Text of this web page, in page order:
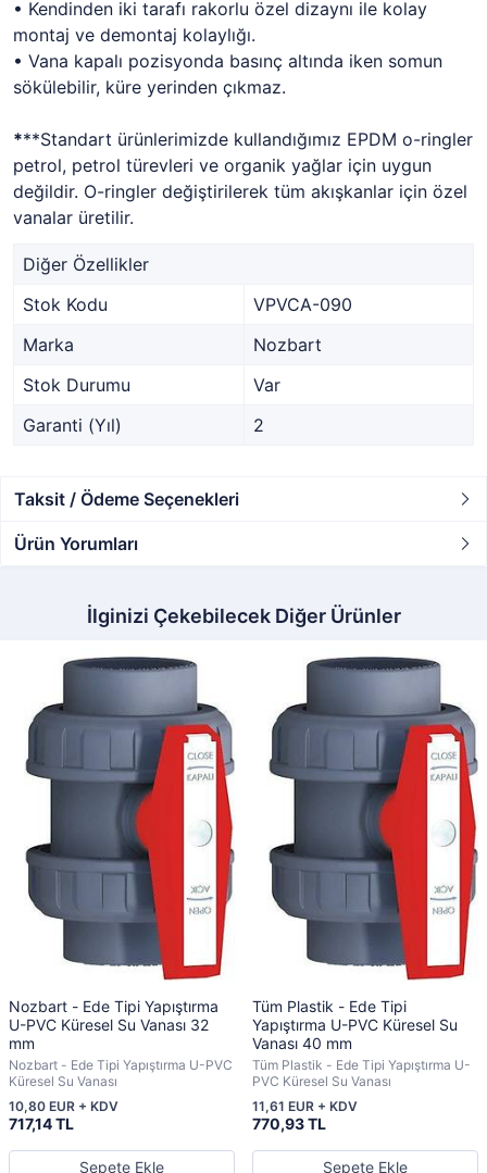
• Kendinden iki tarafı rakorlu özel dizaynı ile kolay
montaj ve demontaj kolaylığı.
• Vana kapalı pozisyonda basınç altında iken somun
sökülebilir, küre yerinden çıkmaz.
***Standart ürünlerimizde kullandığımız EPDM o-ringler
petrol, petrol türevleri ve organik yağlar için uygun
değildir. O-ringler değiştirilerek tüm akışkanlar için özel
vanalar üretilir.
Diğer Özellikler
Stok Kodu
VPVCA-090
Marka
Nozbart
Stok Durumu
Var
Garanti (Yıl)
2
Taksit / Ödeme Seçenekleri
Ürün Yorumları
İlginizi Çekebilecek Diğer Ürünler
Nozbart - Ede Tipi Yapıştırma
U-PVC Küresel Su Vanası 32
mm
Nozbart - Ede Tipi Yapıştırma U-PVC
Küresel Su Vanası
717,14 TL
10,80 EUR + KDV
Sepete Ekle
Tüm Plastik - Ede Tipi
Yapıştırma U-PVC Küresel Su
Vanası 40 mm
Tüm Plastik - Ede Tipi Yapıştırma U-
PVC Küresel Su Vanası
770,93 TL
11,61 EUR + KDV
Sepete Ekle